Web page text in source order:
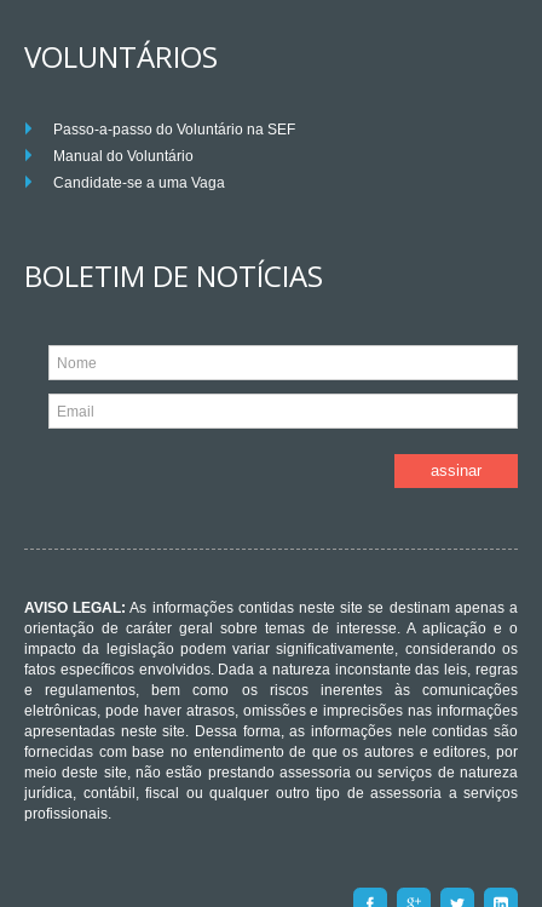
VOLUNTÁRIOS
Passo-a-passo do Voluntário na SEF
Manual do Voluntário
Candidate-se a uma Vaga
BOLETIM DE NOTÍCIAS
AVISO LEGAL: As informações contidas neste site se destinam apenas a
orientação de caráter geral sobre temas de interesse. A aplicação e o
impacto da legislação podem variar significativamente, considerando os
fatos específicos envolvidos. Dada a natureza inconstante das leis, regras
e regulamentos, bem como os riscos inerentes às comunicações
eletrônicas, pode haver atrasos, omissões e imprecisões nas informações
apresentadas neste site. Dessa forma, as informações nele contidas são
fornecidas com base no entendimento de que os autores e editores, por
meio deste site, não estão prestando assessoria ou serviços de natureza
jurídica, contábil, fiscal ou qualquer outro tipo de assessoria a serviços
profissionais.